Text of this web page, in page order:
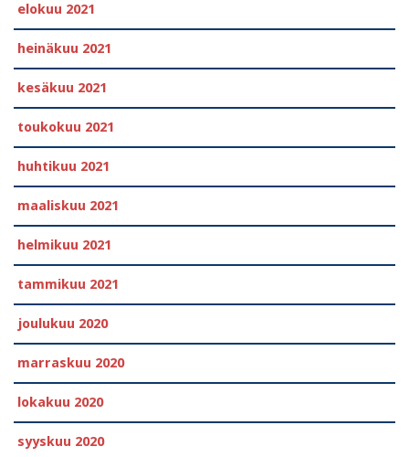
elokuu 2021
heinäkuu 2021
kesäkuu 2021
toukokuu 2021
huhtikuu 2021
maaliskuu 2021
helmikuu 2021
tammikuu 2021
joulukuu 2020
marraskuu 2020
lokakuu 2020
syyskuu 2020